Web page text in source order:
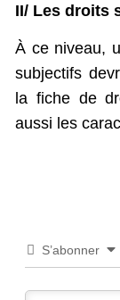
II/ Les droits
À ce niveau,
subjectifs
la fiche de
aussi les
S’abonner